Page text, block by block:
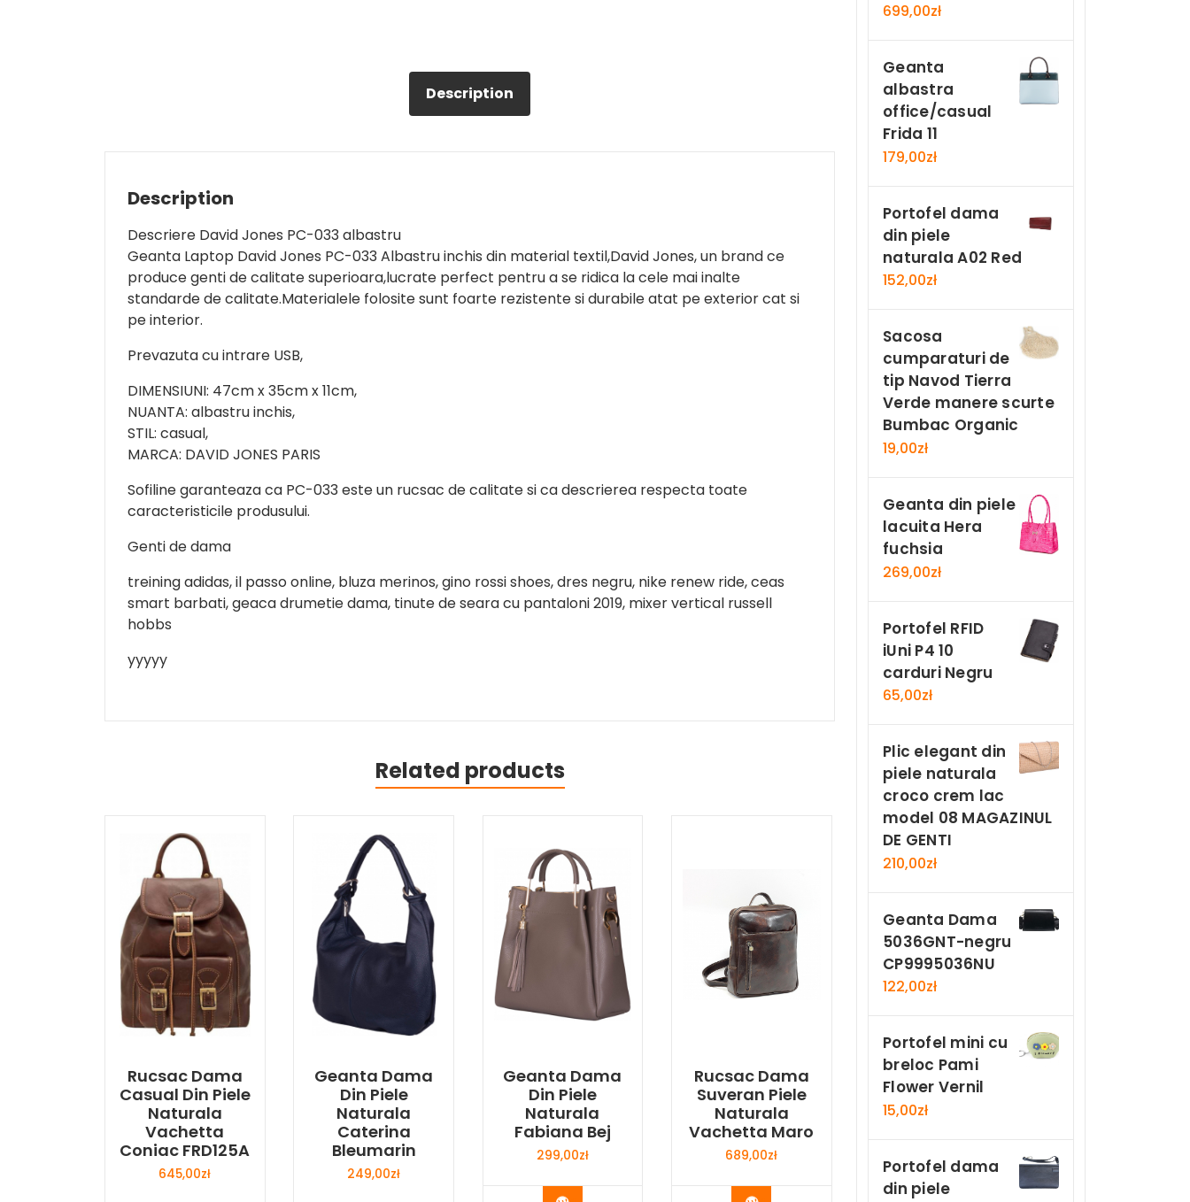
Description
Description
Descriere David Jones PC-033 albastru
Geanta Laptop David Jones PC-033 Albastru inchis din material textil,David Jones, un brand ce
produce genti de calitate superioara,lucrate perfect pentru a se ridica la cele mai inalte
standarde de calitate.Materialele folosite sunt foarte rezistente si durabile atat pe exterior cat si
pe interior.
Prevazuta cu intrare USB,
DIMENSIUNI: 47cm x 35cm x 11cm,
NUANTA: albastru inchis,
STIL: casual,
MARCA: DAVID JONES PARIS
Sofiline garanteaza ca PC-033 este un rucsac de calitate si ca descrierea respecta toate
caracteristicile produsului.
Genti de dama
treining adidas, il passo online, bluza merinos, gino rossi shoes, dres negru, nike renew ride, ceas
smart barbati, geaca drumetie dama, tinute de seara cu pantaloni 2019, mixer vertical russell
hobbs
yyyyy
Related products
Rucsac Dama
Casual Din Piele
Naturala
Vachetta
Coniac FRD125A
645,00zł
Geanta Dama
Din Piele
Naturala
Caterina
Bleumarin
249,00zł
Geanta Dama
Din Piele
Naturala
Fabiana Bej
299,00zł
Rucsac Dama
Suveran Piele
Naturala
Vachetta Maro
689,00zł
699,00zł
Geanta
albastra
office/casual
Frida 11
179,00zł
Portofel dama
din piele
naturala A02 Red
152,00zł
Sacosa
cumparaturi de
tip Navod Tierra
Verde manere scurte
Bumbac Organic
19,00zł
Geanta din piele
lacuita Hera
fuchsia
269,00zł
Portofel RFID
iUni P4 10
carduri Negru
65,00zł
Plic elegant din
piele naturala
croco crem lac
model 08 MAGAZINUL
DE GENTI
210,00zł
Geanta Dama
5036GNT-negru
CP9995036NU
122,00zł
Portofel mini cu
breloc Pami
Flower Vernil
15,00zł
Portofel dama
din piele